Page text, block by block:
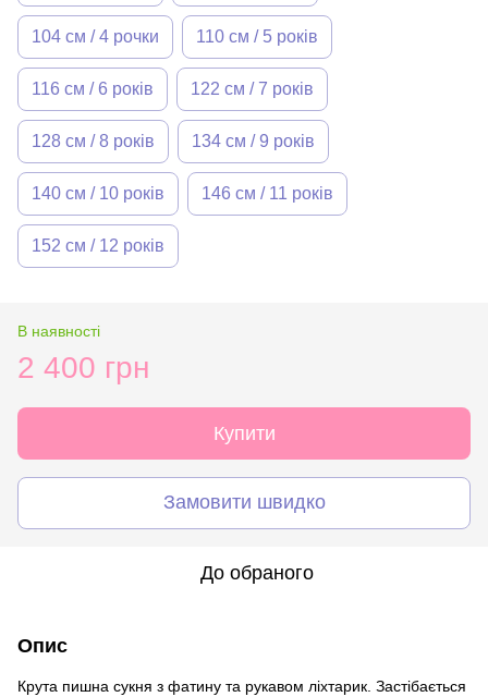
104 см / 4 рочки 110 см / 5 років
116 см / 6 років 122 см / 7 років
128 см / 8 років 134 см / 9 років
140 см / 10 років 146 см / 11 років
152 см / 12 років
В наявності
2 400 грн
Купити
Замовити швидко
До обраного
Опис
Крута пишна сукня з фатину та рукавом ліхтарик. Застібається